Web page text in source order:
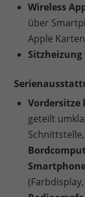
Wireless
über
Apple
Sitzheizung
Vordersitze
geteilt
Schnittstelle,